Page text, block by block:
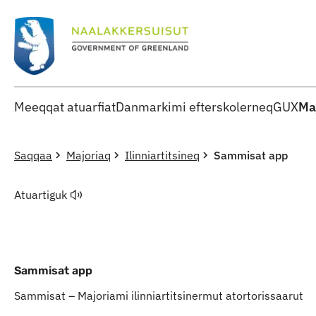
Meeqqat atuarfiatDanmarkimi efterskolerneqGUX
Saqqaa Majoriaq Ilinniartitsineq Sammisat app
Atuartiguk
Sammisat app
Sammisat – Majoriami ilinniartitsinermut atortorissaarut